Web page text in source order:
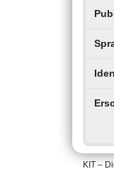
KIT –